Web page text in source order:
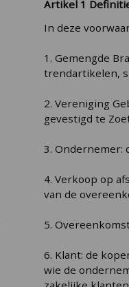
Artikel 1
In deze
1. Gemengde
trendartikelen,
2. Vereniging
gevestigd te
3. Ondernemer:
4. Verkoop op
van de
5.
6. Klant: de
wie de